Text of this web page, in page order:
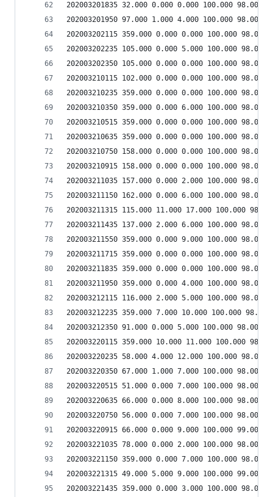
202003201835 32.000 0.000 0.000 100.000 98.000
202003201950 97.000 1.000 4.000 100.000 98.000
202003202115 359.000 0.000 0.000 100.000
202003202235 105.000 0.000 5.000 100.000
202003202350 105.000 0.000 0.000 100.000
202003210115 102.000 0.000 0.000 100.000
202003210235 359.000 0.000 0.000 100.000
202003210350 359.000 0.000 6.000 100.000
202003210515 359.000 0.000 0.000 100.000
202003210635 359.000 0.000 0.000 100.000
202003210750 158.000 0.000 0.000 100.000
202003210915 158.000 0.000 0.000 100.000
202003211035 157.000 0.000 2.000 100.000
202003211150 162.000 0.000 6.000 100.000
202003211315 115.000 11.000 17.000 100.000
202003211435 137.000 2.000 6.000 100.000
202003211550 359.000 0.000 9.000 100.000
202003211715 359.000 0.000 0.000 100.000
202003211835 359.000 0.000 0.000 100.000
202003211950 359.000 0.000 4.000 100.000
202003212115 116.000 2.000 5.000 100.000
202003212235 359.000 7.000 10.000 100.000
202003212350 91.000 0.000 5.000 100.000 98.000
202003220115 359.000 10.000 11.000 100.000
202003220235 58.000 4.000 12.000 100.000
202003220350 67.000 1.000 7.000 100.000 98.000
202003220515 51.000 0.000 7.000 100.000 98.000
202003220635 66.000 0.000 8.000 100.000 98.000
202003220750 56.000 0.000 7.000 100.000 98.000
202003220915 66.000 0.000 9.000 100.000 99.000
202003221035 78.000 0.000 2.000 100.000 98.000
202003221150 359.000 0.000 7.000 100.000
202003221315 49.000 5.000 9.000 100.000 99.000
202003221435 359.000 0.000 3.000 100.000